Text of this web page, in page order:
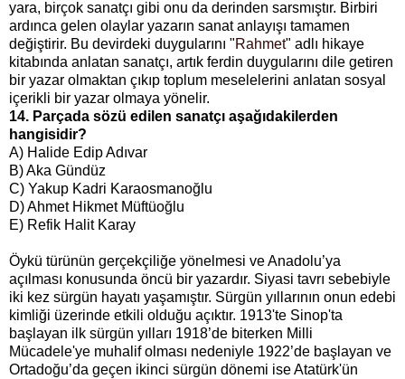
yara, birçok sanatçı gibi onu da derinden sarsmıştır. Birbiri
ardınca gelen olaylar yazarın sanat anlayışı tamamen
değiştirir. Bu devirdeki duygularını "Rahmet" adlı hikaye
kitabında anlatan sanatçı, artık ferdin duygularını dile getiren
bir yazar olmaktan çıkıp toplum meselelerini anlatan sosyal
içerikli bir yazar olmaya yönelir.
14. Parçada sözü edilen sanatçı aşağıdakilerden
hangisidir?
A) Halide Edip Adıvar
B) Aka Gündüz
C) Yakup Kadri Karaosmanoğlu
D) Ahmet Hikmet Müftüoğlu
E) Refik Halit Karay
Öykü türünün gerçekçiliğe yönelmesi ve Anadolu’ya
açılması konusunda öncü bir yazardır. Siyasi tavrı sebebiyle
iki kez sürgün hayatı yaşamıştır. Sürgün yıllarının onun edebi
kimliği üzerinde etkili olduğu açıktır. 1913'te Sinop'ta
başlayan ilk sürgün yılları 1918’de biterken Milli
Mücadele'ye muhalif olması nedeniyle 1922’de başlayan ve
Ortadoğu’da geçen ikinci sürgün dönemi ise Atatürk'ün